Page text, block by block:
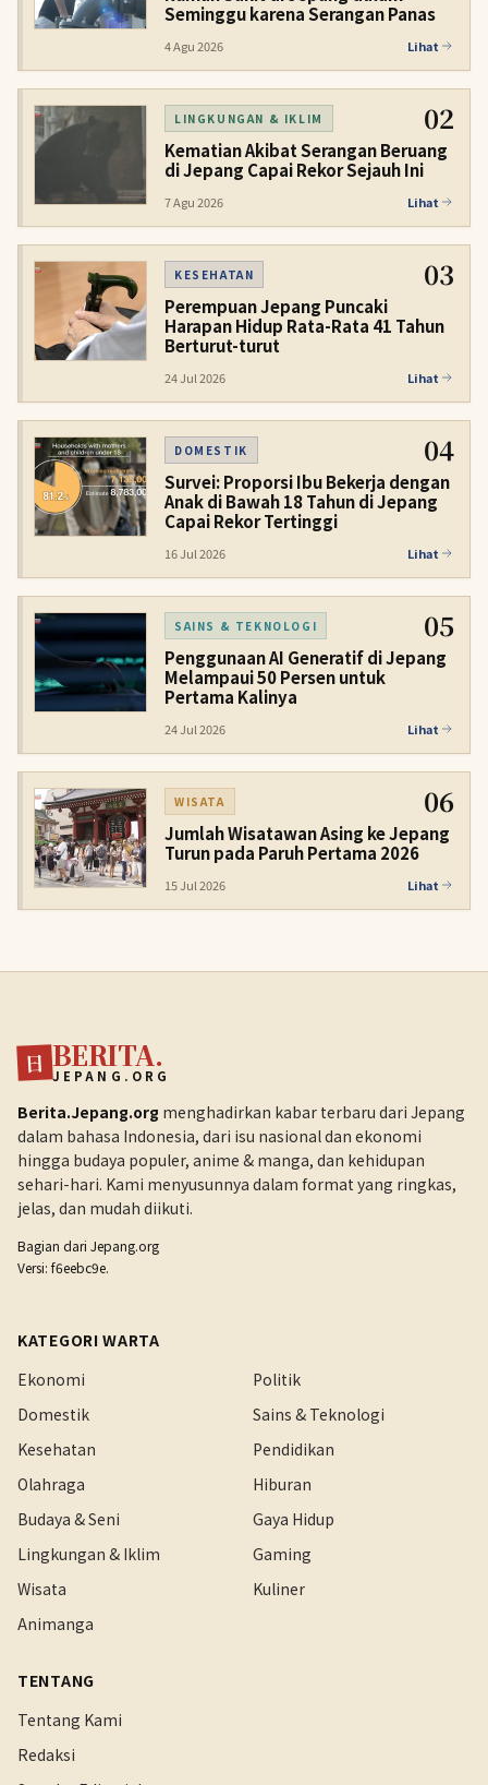
Seminggu karena Serangan Panas
4 Agu 2026 Lihat
LINGKUNGAN & IKLIM 02
Kematian Akibat Serangan Beruang
di Jepang Capai Rekor Sejauh Ini
7 Agu 2026 Lihat
KESEHATAN 03
Perempuan Jepang Puncaki
Harapan Hidup Rata-Rata 41 Tahun
Berturut-turut
24 Jul 2026 Lihat
DOMESTIK 04
Survei: Proporsi Ibu Bekerja dengan
Anak di Bawah 18 Tahun di Jepang
Capai Rekor Tertinggi
16 Jul 2026 Lihat
SAINS & TEKNOLOGI 05
Penggunaan AI Generatif di Jepang
Melampaui 50 Persen untuk
Pertama Kalinya
24 Jul 2026 Lihat
WISATA 06
Jumlah Wisatawan Asing ke Jepang
Turun pada Paruh Pertama 2026
15 Jul 2026 Lihat
日 BERITA.
JEPANG.ORG
Berita.Jepang.org menghadirkan kabar terbaru dari Jepang
dalam bahasa Indonesia, dari isu nasional dan ekonomi
hingga budaya populer, anime & manga, dan kehidupan
sehari-hari. Kami menyusunnya dalam format yang ringkas,
jelas, dan mudah diikuti.
Bagian dari Jepang.org
Versi: f6eebc9e.
KATEGORI WARTA
Ekonomi
Politik
Domestik
Sains & Teknologi
Kesehatan
Pendidikan
Olahraga
Hiburan
Budaya & Seni
Gaya Hidup
Lingkungan & Iklim
Gaming
Wisata
Kuliner
Animanga
TENTANG
Tentang Kami
Redaksi